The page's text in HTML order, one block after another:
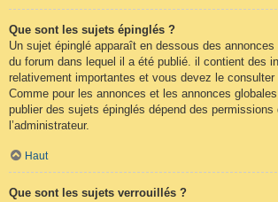
Que sont les sujets épinglés ?
Un sujet épinglé apparaît en dessous des
du forum dans lequel il a été publié. il contient des
relativement importantes et vous devez le consulter
Comme pour les annonces et les annonces
publier des sujets épinglés dépend des permissions
l’administrateur.
Haut
Que sont les sujets verrouillés ?